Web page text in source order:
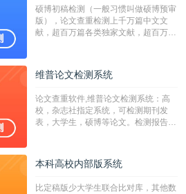
硕博初稿检测（一般习惯叫做硕博预审
版），论文查重检测上千万篇中文文
献，超百万篇各类独家文献，超百万港
校用来检测硕博论文的系统，检测范围
广，数据来源真实，检测算法合理!本
字符数30万）
维普论文检测系统
论文查重软件,维普论文检测系统：高
校，杂志社指定系统，可检测期刊发
表，大学生，硕博等论文。检测报告支
本科高校内部版系统
比定稿版少大学生联合比对库，其他数